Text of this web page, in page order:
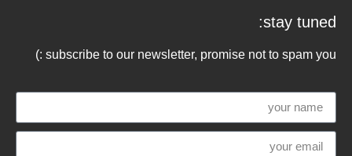
stay tuned:
subscribe to our newsletter, promise not to spam you :)